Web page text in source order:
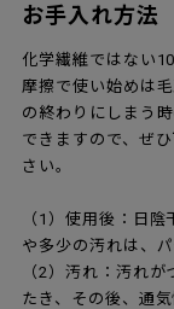
お手入れ方法
化学繊維ではない
摩擦で使い始めは
の終わりにしまう
できますので、ぜ
さい。
（1）使用後：日
や多少の汚れは、
（2）汚れ：汚れ
たき、その後、通